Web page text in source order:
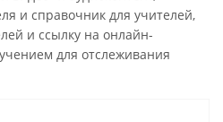
и справочник для учителей,
и ссылку на онлайн-
для отслеживания